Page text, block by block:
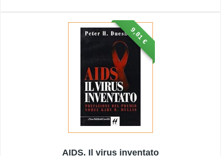
9,81 €
AIDS. Il virus inventato